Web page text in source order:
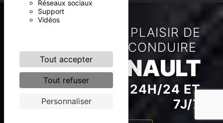
Réseaux sociaux
Support
Vidéos
Tout accepter
Tout refuser
Personnaliser
PROFITEZ DU PLAISIR DE
CONDUIRE
RENAULT
DÉPANNAGE 24H/24 ET
7J/7